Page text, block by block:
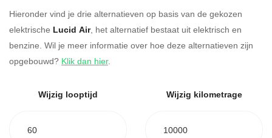
Hieronder vind je drie alternatieven op basis van de gekozen
elektrische Lucid Air, het alternatief bestaat uit elektrisch en
benzine. Wil je meer informatie over hoe deze alternatieven zijn
opgebouwd? Klik dan hier.
Wijzig looptijd
60
Wijzig kilometrage
10000